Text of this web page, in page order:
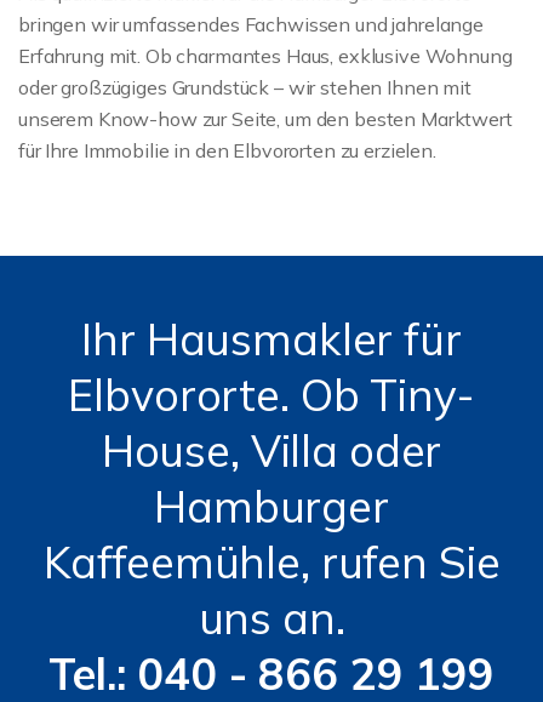
bringen wir umfassendes Fachwissen und jahrelange
Erfahrung mit. Ob charmantes Haus, exklusive Wohnung
oder großzügiges Grundstück – wir stehen Ihnen mit
unserem Know-how zur Seite, um den besten Marktwert
für Ihre Immobilie in den Elbvororten zu erzielen.
Ihr Hausmakler für
Elbvororte. Ob Tiny-
House, Villa oder
Hamburger
Kaffeemühle, rufen Sie
uns an.
Tel.: 040 - 866 29 199